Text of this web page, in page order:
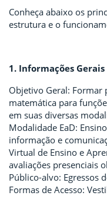
Conheça abaixo os
estrutura e o
1. Informações
Objetivo Geral: Formar
matemática para
em suas diversas
Modalidade EaD:
informação e
Virtual de Ensino e
avaliações presenciais
Público-alvo: Egressos
Formas de Acesso: